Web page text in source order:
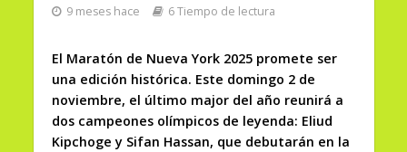
9 meses hace 6 Tiempo de lectura
El Maratón de Nueva York 2025 promete ser
una edición histórica. Este domingo 2 de
noviembre, el último major del año reunirá a
dos campeones olímpicos de leyenda: Eliud
Kipchoge y Sifan Hassan, que debutarán en la